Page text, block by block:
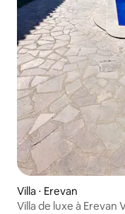
Villa ⋅ Erevan
Villa de luxe à Erevan